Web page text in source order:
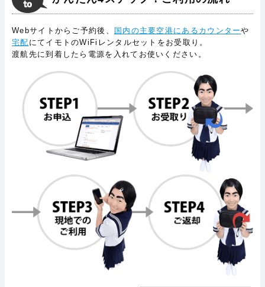
Webサイトからご予約後、 国内の主要空港にあるカウンターや
宅配 にてイモトのWiFiレンタルセットをお受取り。
渡航先に到着したら電源を入れてお使いください。